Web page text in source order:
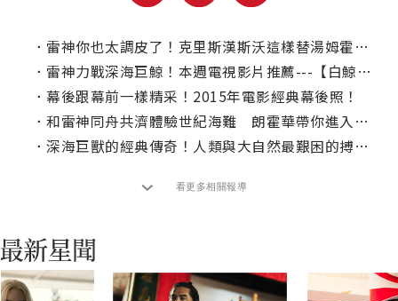
． 雷神你也太調皮了！克里斯漢斯沃這樣替湯姆霍蘭寫推薦信？
． 雷神力戰深海巨鯨！本週電視影片推薦---【白鯨傳奇：怒海之心】
． 幕後跟幕前一樣精采！2015年電影經典幕後照！
． 和雷神同舟共濟體驗世紀海難 朗霍華帶你進入淨化心靈敬畏的奇幻旅程
． 深海巨獸的經典傳奇！人類與大自然最艱困的搏鬥戰
看更多相關報導